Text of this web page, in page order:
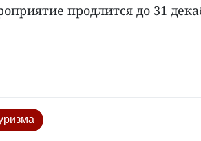
продлится до 31